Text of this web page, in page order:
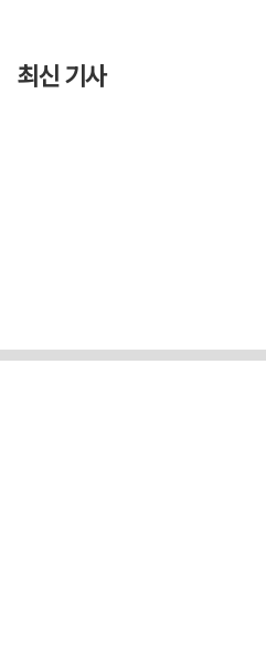
최신 기사